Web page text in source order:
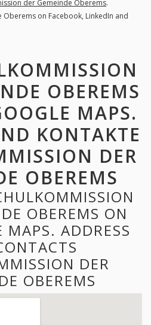
der Gemeinde Oberems.
on Facebook, LinkedIn and
OBEREMS
MAPS.
KONTAKTE
DER
OBEREMS
OBEREMS ON
MAPS. ADDRESS
DER
OBEREMS